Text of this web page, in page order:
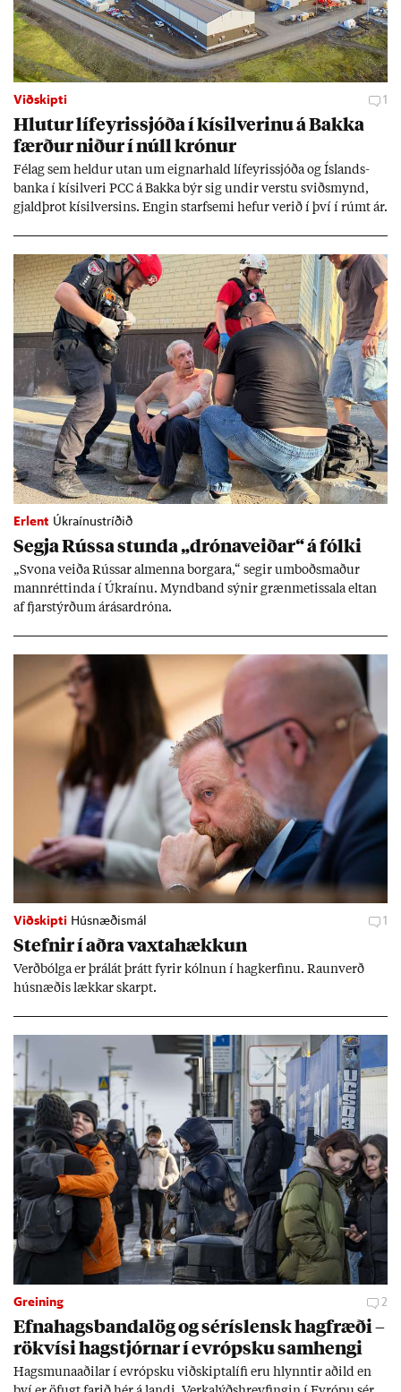
Viðskipti 1
Hlut­ur líf­eyr­is­sjóða í kís­il­ver­inu á Bakka
færð­ur nið­ur í núll krón­ur
Fé­lag sem held­ur ut­an um eign­ar­hald líf­eyr­is­sjóða og Ís­lands­
banka í kís­il­veri PCC á Bakka býr sig und­ir verstu sviðs­mynd,
gjald­þrot kís­il­vers­ins. Eng­in starf­semi hef­ur ver­ið í því í rúmt ár.
Erlent Úkraínustríðið
Segja Rússa stunda „dróna­veið­ar“ á fólki
„Svona veiða Rúss­ar al­menna borg­ara,“ seg­ir um­boðs­mað­ur
mann­rétt­inda í Úkraínu. Mynd­band sýn­ir græn­met­issala elt­an
af fjar­stýrð­um árás­ar­dróna.
Viðskipti Húsnæðismál 1
Stefn­ir í aðra vaxta­hækk­un
Verð­bólga er þrálát þrátt fyr­ir kóln­un í hag­kerf­inu. Raun­verð
hús­næð­is lækk­ar skarpt.
Greining 2
Efna­hags­banda­lög og sér­ís­lensk hag­fræði –
rök­vísi hag­stjórn­ar í evr­ópsku sam­hengi
Hags­muna­að­il­ar í evr­ópsku við­skipta­lífi eru hlynnt­ir að­ild en